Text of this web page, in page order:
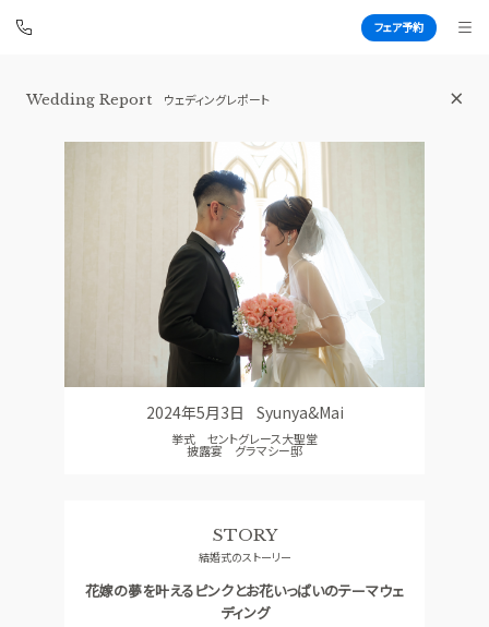
フェア予約
青山セントグレース大聖堂
BRIDAL FAIR
ブライダルフェア
FAIR CAMPAIGN
フェアキャンペーンのご案内
WEDDING REPORT
体験者レポート
PHOTO GALLERY
フォトギャラリー
PLAN
プラン
CEREMONY PARTY
披露宴会場
SMALL WEDDING ACCESS
QA
Wedding Report ウェディングレポート
2024年5月3日 Syunya&Mai
挙式 セントグレース大聖堂
披露宴 グラマシー邸
STORY
結婚式のストーリー
花嫁の夢を叶えるピンクとお花いっぱいのテーマウェ
ディング